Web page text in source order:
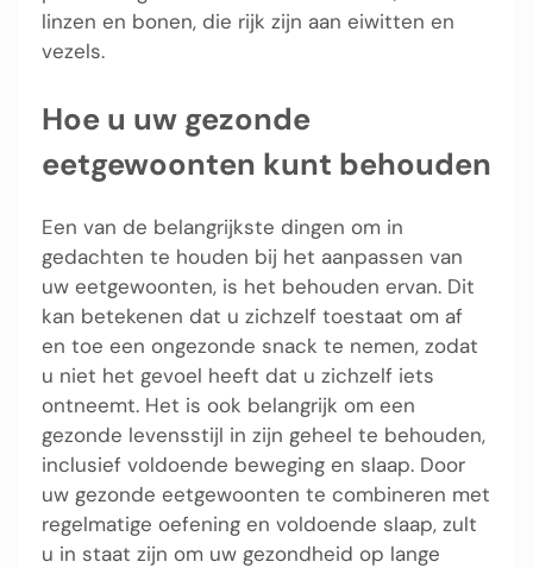
linzen en bonen, die rijk zijn aan eiwitten en
vezels.
Hoe u uw gezonde
eetgewoonten kunt behouden
Een van de belangrijkste dingen om in
gedachten te houden bij het aanpassen van
uw eetgewoonten, is het behouden ervan. Dit
kan betekenen dat u zichzelf toestaat om af
en toe een ongezonde snack te nemen, zodat
u niet het gevoel heeft dat u zichzelf iets
ontneemt. Het is ook belangrijk om een
gezonde levensstijl in zijn geheel te behouden,
inclusief voldoende beweging en slaap. Door
uw gezonde eetgewoonten te combineren met
regelmatige oefening en voldoende slaap, zult
u in staat zijn om uw gezondheid op lange